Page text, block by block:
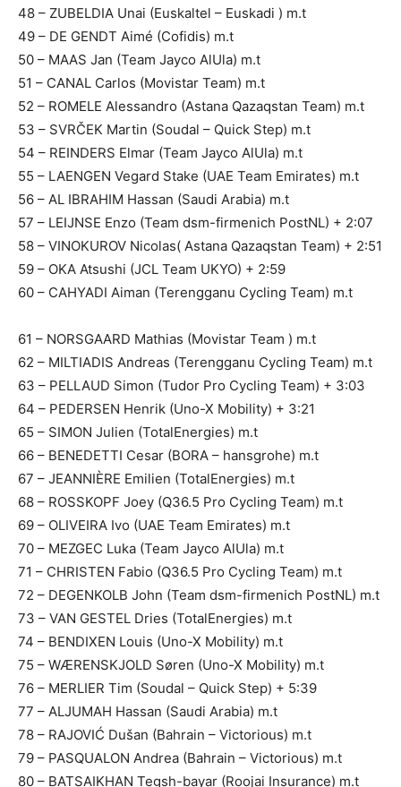
48 – ZUBELDIA Unai (Euskaltel – Euskadi ) m.t
49 – DE GENDT Aimé (Cofidis) m.t
50 – MAAS Jan (Team Jayco AlUla) m.t
51 – CANAL Carlos (Movistar Team) m.t
52 – ROMELE Alessandro (Astana Qazaqstan Team) m.t
53 – SVRČEK Martin (Soudal – Quick Step) m.t
54 – REINDERS Elmar (Team Jayco AlUla) m.t
55 – LAENGEN Vegard Stake (UAE Team Emirates) m.t
56 – AL IBRAHIM Hassan (Saudi Arabia) m.t
57 – LEIJNSE Enzo (Team dsm-firmenich PostNL) + 2:07
58 – VINOKUROV Nicolas( Astana Qazaqstan Team) + 2:51
59 – OKA Atsushi (JCL Team UKYO) + 2:59
60 – CAHYADI Aiman (Terengganu Cycling Team) m.t
61 – NORSGAARD Mathias (Movistar Team ) m.t
62 – MILTIADIS Andreas (Terengganu Cycling Team) m.t
63 – PELLAUD Simon (Tudor Pro Cycling Team) + 3:03
64 – PEDERSEN Henrik (Uno-X Mobility) + 3:21
65 – SIMON Julien (TotalEnergies) m.t
66 – BENEDETTI Cesar (BORA – hansgrohe) m.t
67 – JEANNIÈRE Emilien (TotalEnergies) m.t
68 – ROSSKOPF Joey (Q36.5 Pro Cycling Team) m.t
69 – OLIVEIRA Ivo (UAE Team Emirates) m.t
70 – MEZGEC Luka (Team Jayco AlUla) m.t
71 – CHRISTEN Fabio (Q36.5 Pro Cycling Team) m.t
72 – DEGENKOLB John (Team dsm-firmenich PostNL) m.t
73 – VAN GESTEL Dries (TotalEnergies) m.t
74 – BENDIXEN Louis (Uno-X Mobility) m.t
75 – WÆRENSKJOLD Søren (Uno-X Mobility) m.t
76 – MERLIER Tim (Soudal – Quick Step) + 5:39
77 – ALJUMAH Hassan (Saudi Arabia) m.t
78 – RAJOVIĆ Dušan (Bahrain – Victorious) m.t
79 – PASQUALON Andrea (Bahrain – Victorious) m.t
80 – BATSAIKHAN Tegsh-bayar (Roojai Insurance) m.t